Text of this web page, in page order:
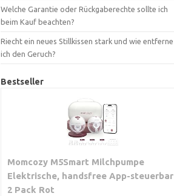
Welche Garantie oder Rückgaberechte sollte ich
beim Kauf beachten?
Riecht ein neues Stillkissen stark und wie entferne
ich den Geruch?
Bestseller
Momcozy M5Smart Milchpumpe
Elektrische, handsfree App-steuerbar
2 Pack Rot